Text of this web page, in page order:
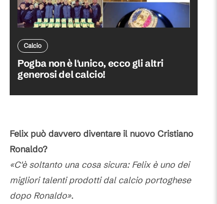
Calcio
Pogba non è l'unico, ecco gli altri
generosi del calcio!
Felix può davvero diventare il nuovo Cristiano
Ronaldo?
«C'è soltanto una cosa sicura: Felix è uno dei
migliori talenti prodotti dal calcio portoghese
dopo Ronaldo».